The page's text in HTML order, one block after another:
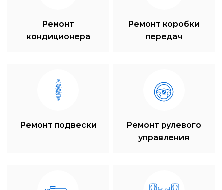
Ремонт
кондиционера
Ремонт коробки
передач
Ремонт подвески
Ремонт рулевого
управления